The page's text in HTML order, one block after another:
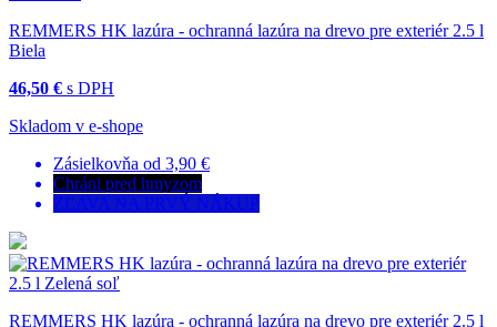
REMMERS HK lazúra - ochranná lazúra na drevo pre exteriér 2.5 l
Biela
46,50 € s DPH
Skladom v e-shope
Zásielkovňa od 3,90 €
Chráni pred hmyzom
ZĽAVA NA PRVÝ NÁKUP
REMMERS HK lazúra - ochranná lazúra na drevo pre exteriér 2.5 l